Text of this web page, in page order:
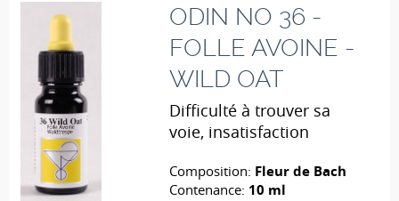
ODIN NO 36 -
FOLLE AVOINE -
WILD OAT
Difficulté à trouver sa
voie, insatisfaction
Composition: Fleur de Bach
Contenance: 10 ml